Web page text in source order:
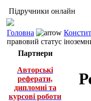
Підручники онлайн
Головна
правовий статус
Партнери
Авторські
реферати,
дипломні та
курсові роботи